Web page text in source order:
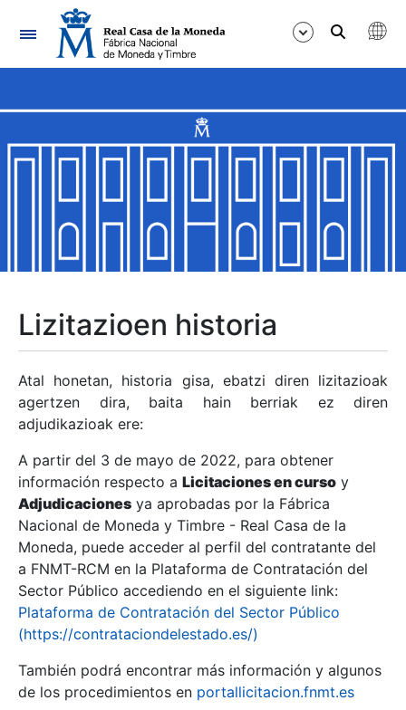
Nabigazioa
Erakutsi/Ezkutatu
Erakutsi/Ezkutatu
Erakutsi/Ezkutatu
Erakutsi/Ezkutatu
Erakutsi/Ezkutatu
Erakutsi/Ezkutatu
Erakutsi/Ezkutatu
Lizitazioen historia
Atal honetan, historia gisa, ebatzi diren lizitazioak
agertzen dira, baita hain berriak ez diren
adjudikazioak ere:
A partir del 3 de mayo de 2022, para obtener
información respecto a Licitaciones en curso y
Adjudicaciones ya aprobadas por la Fábrica
Nacional de Moneda y Timbre - Real Casa de la
Moneda, puede acceder al perfil del contratante del
a FNMT-RCM en la Plataforma de Contratación del
Sector Público accediendo en el siguiente link:
Plataforma de Contratación del Sector Público
(https://contrataciondelestado.es/)
También podrá encontrar más información y algunos
de los procedimientos en portallicitacion.fnmt.es